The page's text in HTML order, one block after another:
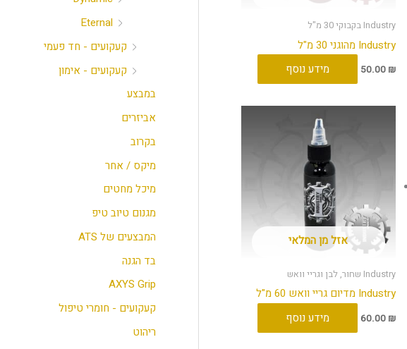
Industry בקבוקי 30 מ"ל
Industry מהוגני 30 מ"ל
50.00 ₪ מידע נוסף
אזל מן המלאי
Industry שחור, לבן וגריי וואש
Industry מדיום גריי וואש 60 מ"ל
60.00 ₪ מידע נוסף
Eternal
קעקועים - חד פעמי
קעקועים - אימון
במבצע
אביזרים
בקרוב
מיקס / אחר
מיכל מחטים
מגנום טיוב טיפ
המבצעים של ATS
בד הגנה
AXYS Grip
קעקועים - חומרי טיפול
ריהוט